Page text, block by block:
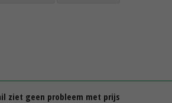
ziet geen probleem met prijs